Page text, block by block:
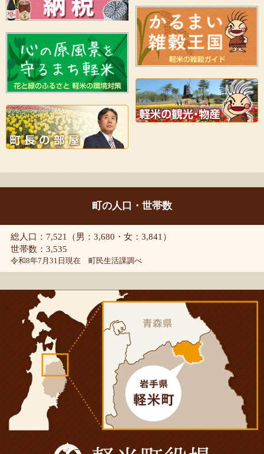
町の人口・世帯数
総人口：7,521（男：3,680・女：3,841）
世帯数：3,535
令和8年7月31日現在 町民生活課調べ